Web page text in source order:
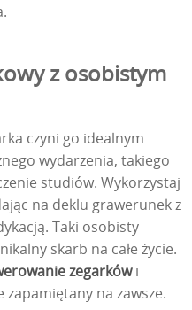
z osobistym
czyni go idealnym
wydarzenia, takiego
studiów. Wykorzystaj
na deklu grawerunek z
Taki osobisty
skarb na całe życie.
zegarkówi
na zawsze.